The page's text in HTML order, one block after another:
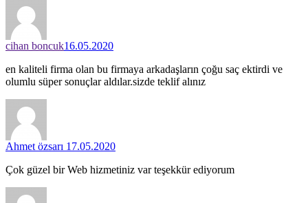
cihan boncuk16.05.2020
en kaliteli firma olan bu firmaya arkadaşların çoğu saç ektirdi ve
olumlu süper sonuçlar aldılar.sizde teklif alınız
Ahmet özsarı 17.05.2020
Çok güzel bir Web hizmetiniz var teşekkür ediyorum